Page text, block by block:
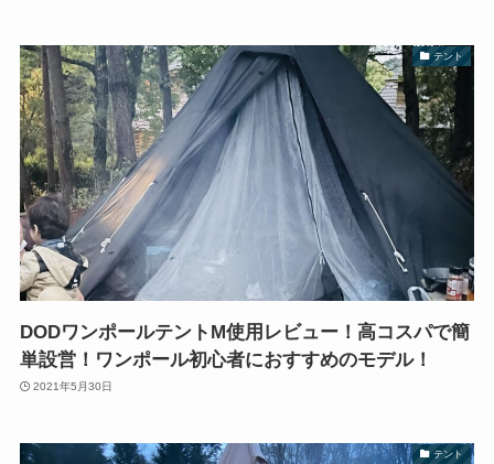
テント
DODワンポールテントM使用レビュー！高コスパで簡
単設営！ワンポール初心者におすすめのモデル！
2021年5月30日
テント